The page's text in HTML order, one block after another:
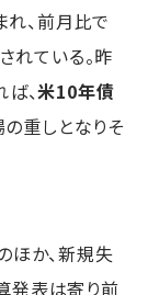
、前月比で
ている。昨
、米10年債
重しとなりそ
ほか、新規失
発表は寄り前